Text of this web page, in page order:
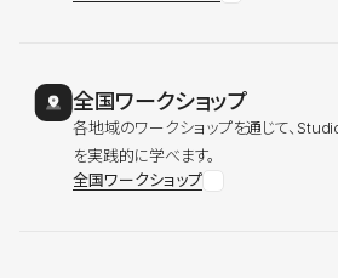
全国ワークショップ
各地域のワークショップを通じて、
を実践的に学べます。
全国ワークショップ